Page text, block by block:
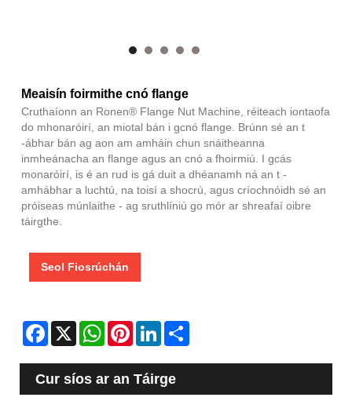
Meaisín foirmithe cnó flange
Cruthaíonn an Ronen® Flange Nut Machine, réiteach iontaofa
do mhonaróirí, an miotal bán i gcnó flange. Brúnn sé an t
-ábhar bán ag aon am amháin chun snáitheanna
inmheánacha an flange agus an cnó a fhoirmiú. I gcás
monaróirí, is é an rud is gá duit a dhéanamh ná an t -
amhábhar a luchtú, na toisí a shocrú, agus críochnóidh sé an
próiseas múnlaithe - ag sruthlíniú go mór ar shreafaí oibre
táirgthe.
Seol Fiosrúchán
Facebook
X WhatsAppPinterestLinkedIn
Cur síos ar an Táirge